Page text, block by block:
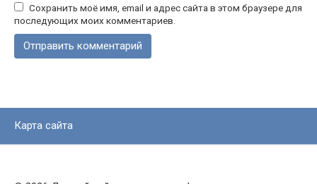
Сохранить моё имя, email и адрес сайта в этом браузере для
последующих моих комментариев.
Карта сайта